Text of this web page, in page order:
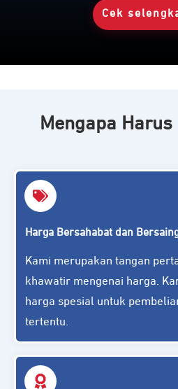
Cek
Mengapa
Harga Bersahabat dan
Kami merupakan tangan
khawatir mengenai harga.
harga spesial untuk
tertentu.